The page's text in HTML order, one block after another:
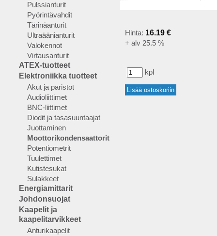
Pulssianturit
Pyörintävahdit
Tärinäanturit
Ultraäänianturit
Valokennot
Virtausanturit
ATEX-tuotteet
Elektroniikka tuotteet
Akut ja paristot
Audioliittimet
BNC-liittimet
Diodit ja tasasuuntaajat
Juottaminen
Moottorikondensaattorit
Potentiometrit
Tuulettimet
Kutistesukat
Sulakkeet
Energiamittarit
Johdonsuojat
Kaapelit ja
kaapelitarvikkeet
Anturikaapelit
Hinta: 16.19 €
+ alv 25.5 %
kpl